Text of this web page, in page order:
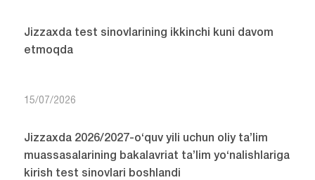
Jizzaxda test sinovlarining ikkinchi kuni davom
etmoqda
15/07/2026
Jizzaxda 2026/2027-o‘quv yili uchun oliy ta’lim
muassasalarining bakalavriat ta’lim yo‘nalishlariga
kirish test sinovlari boshlandi